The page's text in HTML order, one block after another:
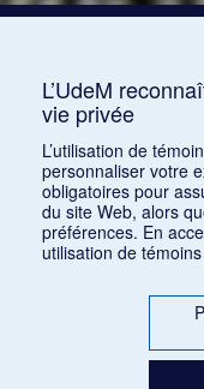
L’UdeM
vie privée
L’utilisation de
personnaliser votre
obligatoires pour
du site Web, alors
préférences. En
utilisation de